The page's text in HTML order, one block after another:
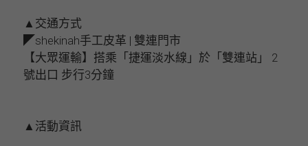
▲交通方式
◤shekinah手工皮革 | 雙連門市
【大眾運輸】搭乘「捷運淡水線」於「雙連站」 2
號出口 步行3分鐘
▲活動資訊